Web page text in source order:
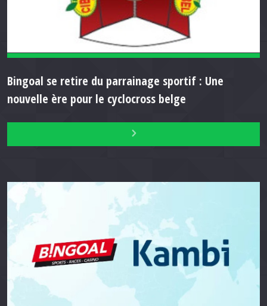
Bingoal se retire du parrainage sportif : Une
nouvelle ère pour le cyclocross belge